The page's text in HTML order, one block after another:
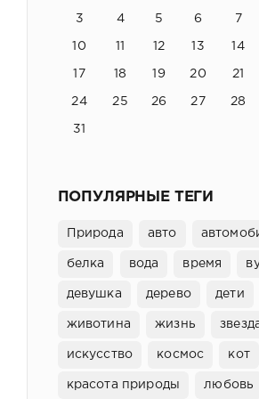
3 4 5 6 7
10 11 12 13 14
17 18 19 20 21
24 25 26 27 28
31
ПОПУЛЯРНЫЕ ТЕГИ
Природа авто
белка вода время
девушка дерево дети
животина жизнь
искусство космос кот
красота природы любовь